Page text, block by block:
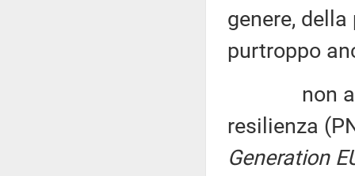
genere,
purtroppo
non a
resilienza
Generation